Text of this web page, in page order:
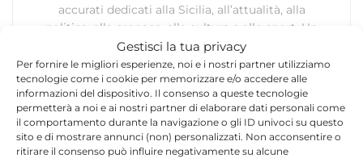
Gestisci la tua privacy
Per fornire le migliori esperienze, noi e i nostri partner utilizziamo
tecnologie come i cookie per memorizzare e/o accedere alle
informazioni del dispositivo. Il consenso a queste tecnologie
permetterà a noi e ai nostri partner di elaborare dati personali come
il comportamento durante la navigazione o gli ID univoci su questo
sito e di mostrare annunci (non) personalizzati. Non acconsentire o
ritirare il consenso può influire negativamente su alcune
accurati dedicati alla Sicilia, all’attualità, alla
politica, alla cronaca, alla cultura e allo sport. Un
team dinamico e indipendente che garantisce
qualità, tempestività e affidabilità.